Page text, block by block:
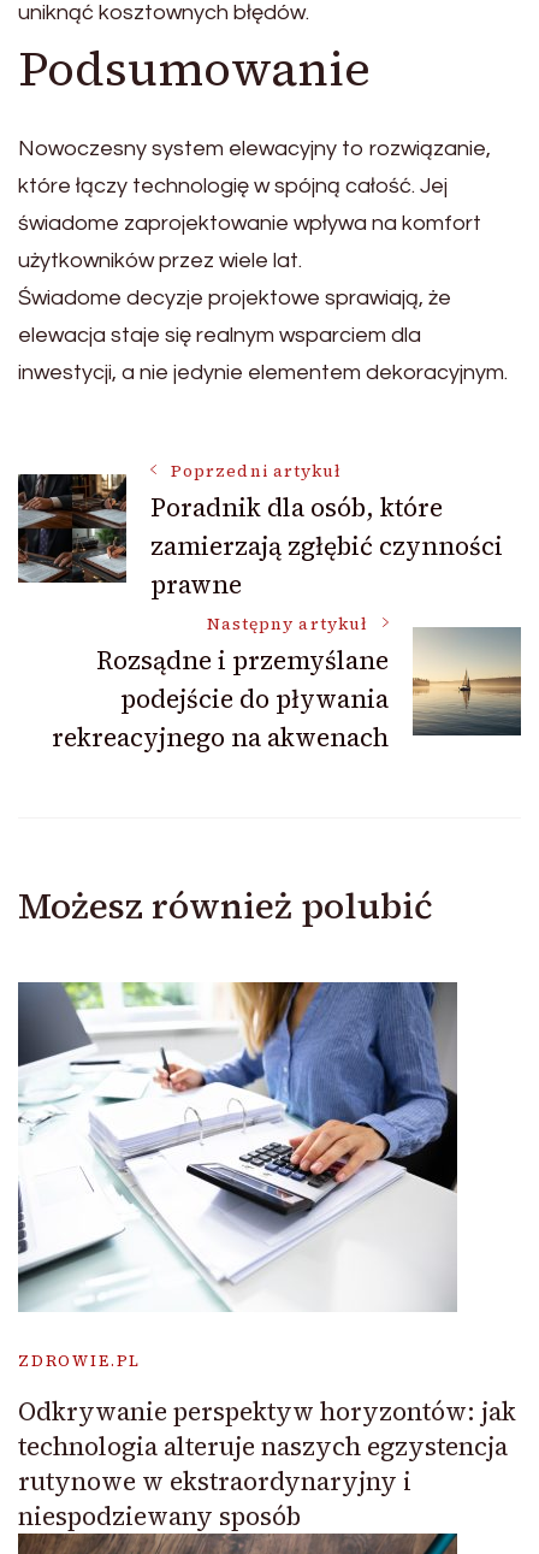
uniknąć kosztownych błędów.
Podsumowanie
Nowoczesny system elewacyjny to rozwiązanie,
które łączy technologię w spójną całość. Jej
świadome zaprojektowanie wpływa na komfort
użytkowników przez wiele lat.
Świadome decyzje projektowe sprawiają, że
elewacja staje się realnym wsparciem dla
inwestycji, a nie jedynie elementem dekoracyjnym.
Nawigacja
wpisu
Poprzedni artykuł
Poradnik dla osób, które
zamierzają zgłębić czynności
prawne
Następny artykuł
Rozsądne i przemyślane
podejście do pływania
rekreacyjnego na akwenach
Możesz również polubić
ZDROWIE.PL
Odkrywanie perspektyw horyzontów: jak
technologia alteruje naszych egzystencja
rutynowe w ekstraordynaryjny i
niespodziewany sposób